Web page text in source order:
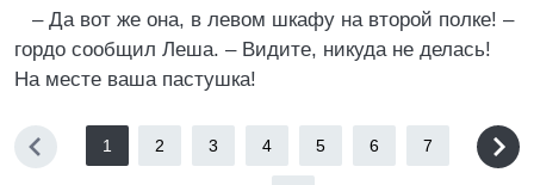
– Да вот же она, в левом шкафу на второй полке! –
гордо сообщил Леша. – Видите, никуда не делась!
На месте ваша пастушка!
1 2 3 4 5 6 7